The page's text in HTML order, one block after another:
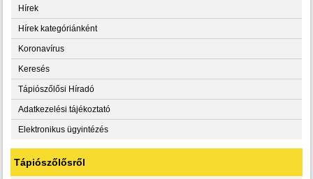
Hírek
Hírek kategóriánként
Koronavírus
Keresés
Tápiószőlősi Híradó
Adatkezelési tájékoztató
Elektronikus ügyintézés
Tápiószőlősről